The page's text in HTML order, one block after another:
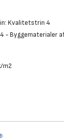
Kvalitetstrin 4
- Byggematerialer
m2